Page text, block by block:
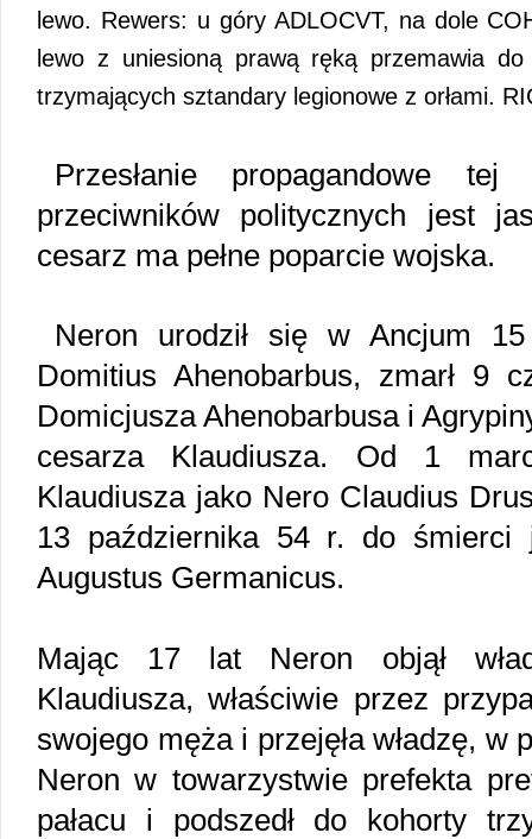
lewo. Rewers: u góry ADLOCVT, na dole
lewo z uniesioną prawą ręką przemawia
trzymających sztandary legionowe z orłami.
Przesłanie propagandowe
przeciwników politycznych jest
cesarz ma pełne poparcie wojska.
Neron urodził się w Ancjum
Domitius Ahenobarbus, zmarł 9
Domicjusza Ahenobarbusa i
cesarza Klaudiusza. Od 1
Klaudiusza jako Nero Claudius
13 października 54 r. do śmierci
Augustus Germanicus.
Mając 17 lat Neron objął
Klaudiusza, właściwie przez
swojego męża i przejęła władzę, w
Neron w towarzystwie prefekta
pałacu i podszedł do kohorty